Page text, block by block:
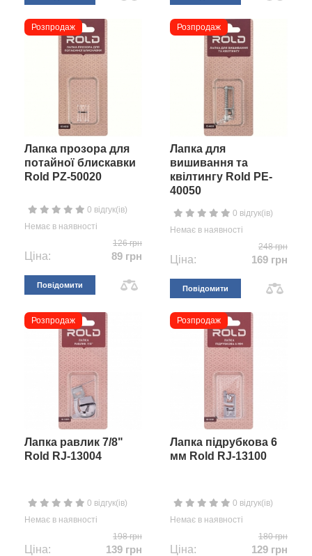
Розпродаж
Лапка прозора для
потайної блискавки
Rold PZ-50020
0 відгук(ів)
Немає в наявності
126 грн
Ціна: 89 грн
Повідомити
Розпродаж
Лапка для
вишивання та
квілтингу Rold PE-
40050
0 відгук(ів)
Немає в наявності
248 грн
Ціна: 169 грн
Повідомити
Розпродаж
Лапка равлик 7/8"
Rold RJ-13004
0 відгук(ів)
Немає в наявності
198 грн
Ціна: 139 грн
Розпродаж
Лапка підрубкова 6
мм Rold RJ-13100
0 відгук(ів)
Немає в наявності
180 грн
Ціна: 129 грн